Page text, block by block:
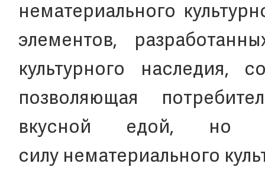
нематериального
элементов,
культурного наследия,
позволяющая
вкусной едой, но и
силу нематериального